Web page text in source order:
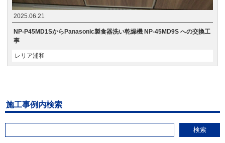
2025.06.21
NP-P45MD1SからPanasonic製食器洗い乾燥機 NP-45MD9S への交換工
事
レリア浦和
施工事例内検索
検索